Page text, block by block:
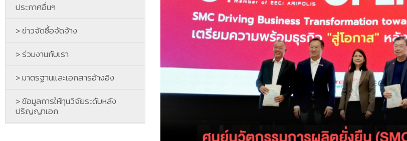
ประกาศอื่นๆ
> ข่าวจัดซื้อจัดจ้าง
> ร่วมงานกับเรา
> มาตรฐานและเอกสารอ้างอิง
> ข้อมูลการให้ทุนวิจัยระดับหลัง
ปริญญาเอก